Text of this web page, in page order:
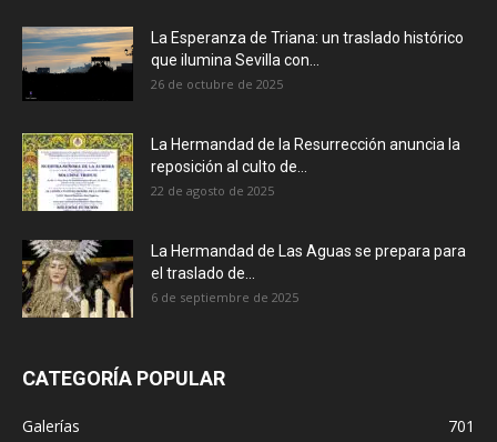
La Esperanza de Triana: un traslado histórico
que ilumina Sevilla con...
26 de octubre de 2025
La Hermandad de la Resurrección anuncia la
reposición al culto de...
22 de agosto de 2025
La Hermandad de Las Aguas se prepara para
el traslado de...
6 de septiembre de 2025
CATEGORÍA POPULAR
Galerías
701